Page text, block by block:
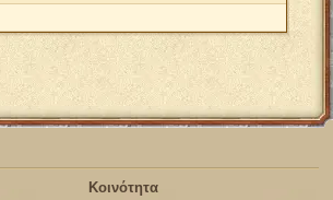
Κοινότητα